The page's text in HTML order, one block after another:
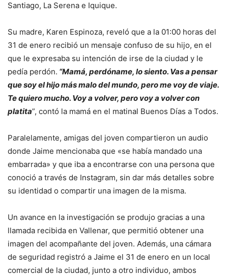
Santiago, La Serena e Iquique.
Su madre, Karen Espinoza, reveló que a la 01:00 horas del
31 de enero recibió un mensaje confuso de su hijo, en el
que le expresaba su intención de irse de la ciudad y le
pedía perdón. “Mamá, perdóname, lo siento. Vas a pensar
que soy el hijo más malo del mundo, pero me voy de viaje.
Te quiero mucho. Voy a volver, pero voy a volver con
platita”, contó la mamá en el matinal Buenos Días a Todos.
Paralelamente, amigas del joven compartieron un audio
donde Jaime mencionaba que «se había mandado una
embarrada» y que iba a encontrarse con una persona que
conoció a través de Instagram, sin dar más detalles sobre
su identidad o compartir una imagen de la misma.
Un avance en la investigación se produjo gracias a una
llamada recibida en Vallenar, que permitió obtener una
imagen del acompañante del joven. Además, una cámara
de seguridad registró a Jaime el 31 de enero en un local
comercial de la ciudad, junto a otro individuo, ambos